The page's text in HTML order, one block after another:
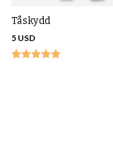
Tåskydd
5 USD